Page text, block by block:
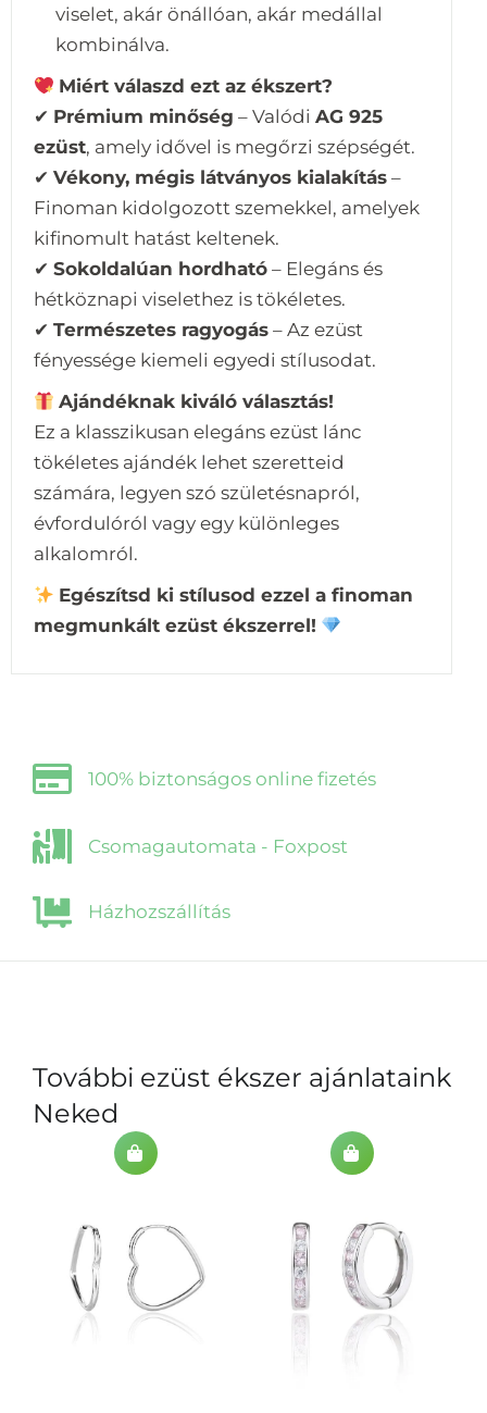
viselet, akár önállóan, akár medállal
kombinálva.
Miért válaszd ezt az ékszert?
✔ Prémium minőség – Valódi AG 925
ezüst, amely idővel is megőrzi szépségét.
✔ Vékony, mégis látványos kialakítás –
Finoman kidolgozott szemekkel, amelyek
kifinomult hatást keltenek.
✔ Sokoldalúan hordható – Elegáns és
hétköznapi viselethez is tökéletes.
✔ Természetes ragyogás – Az ezüst
fényessége kiemeli egyedi stílusodat.
Ajándéknak kiváló választás!
Ez a klasszikusan elegáns ezüst lánc
tökéletes ajándék lehet szeretteid
számára, legyen szó születésnapról,
évfordulóról vagy egy különleges
alkalomról.
Egészítsd ki stílusod ezzel a finoman
megmunkált ezüst ékszerrel!
100% biztonságos online fizetés
Csomagautomata - Foxpost
Házhozszállítás
További ezüst ékszer ajánlataink
Neked